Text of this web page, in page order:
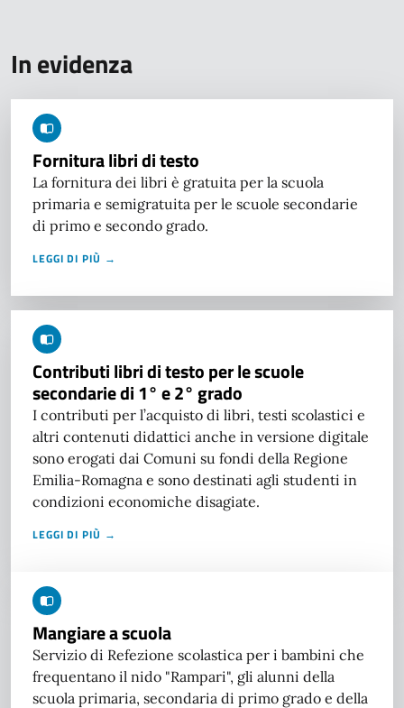
In evidenza
Fornitura libri di testo
La fornitura dei libri è gratuita per la scuola
primaria e semigratuita per le scuole secondarie
di primo e secondo grado.
LEGGI DI PIÙ →
Contributi libri di testo per le scuole
secondarie di 1° e 2° grado
I contributi per l’acquisto di libri, testi scolastici e
altri contenuti didattici anche in versione digitale
sono erogati dai Comuni su fondi della Regione
Emilia-Romagna e sono destinati agli studenti in
condizioni economiche disagiate.
LEGGI DI PIÙ →
Mangiare a scuola
Servizio di Refezione scolastica per i bambini che
frequentano il nido "Rampari", gli alunni della
scuola primaria, secondaria di primo grado e della